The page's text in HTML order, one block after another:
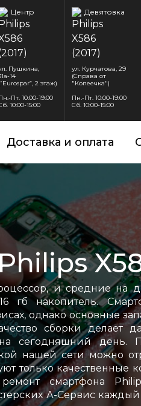
Центр
Пушкина,
14
2 этаж)
Пт. 10:00-19:00
10:00-15:00
Девятовка
ул. Курчатова, 29
(Справа от
"Копеечка")
Пн.-Пт. 10:00-19:00
Сб. 10:00-15:00
Доставка и оплата
и средние на
гб накопитель.
однако основные
сборки делает
сегодняшний день.
нашей сети можно
только качественные
смартфона
А-Сервис каждый